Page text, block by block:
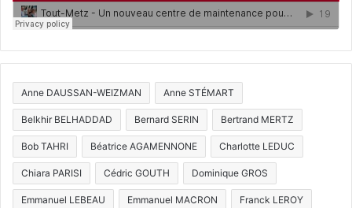
Anne DAUSSAN-WEIZMAN Anne STÉMART
Belkhir BELHADDAD Bernard SERIN Bertrand MERTZ
Bob TAHRI Béatrice AGAMENNONE Charlotte LEDUC
Chiara PARISI Cédric GOUTH Dominique GROS
Emmanuel LEBEAU Emmanuel MACRON Franck LEROY